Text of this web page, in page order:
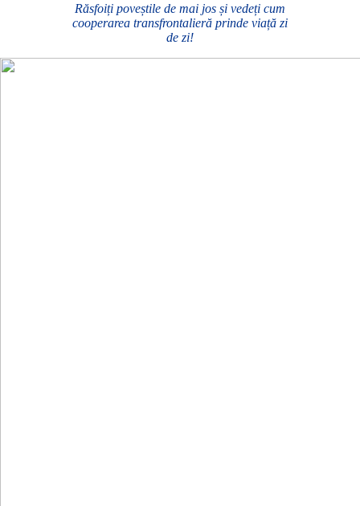
Răsfoiți poveștile de mai jos și vedeți cum
cooperarea transfrontalieră prinde viață zi
de zi!